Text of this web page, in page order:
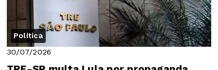
Política
30/07/2026